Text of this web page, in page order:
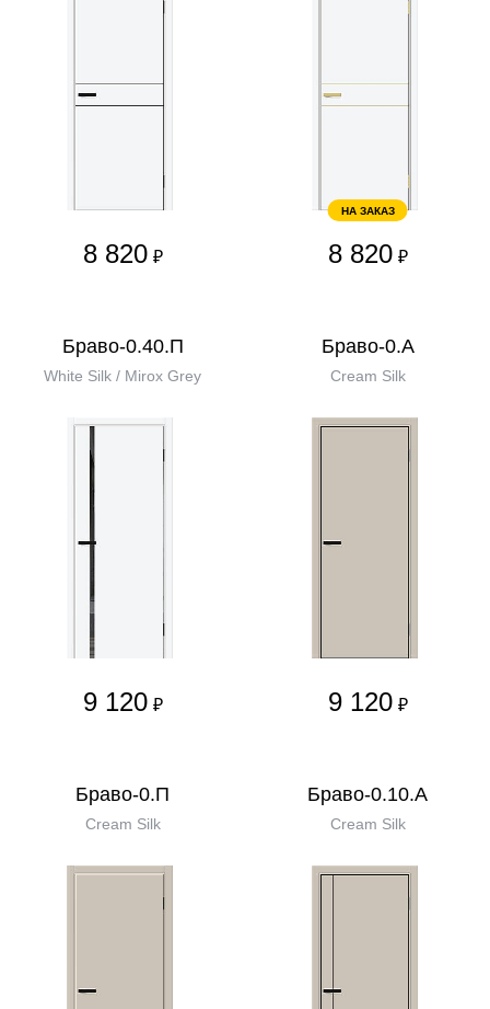
8 820 ₽
НА ЗАКАЗ
8 820 ₽
Браво-0.40.П
White Silk / Mirox Grey
9 120 ₽
Браво-0.А
Cream Silk
9 120 ₽
Браво-0.П
Cream Silk
Браво-0.10.А
Cream Silk